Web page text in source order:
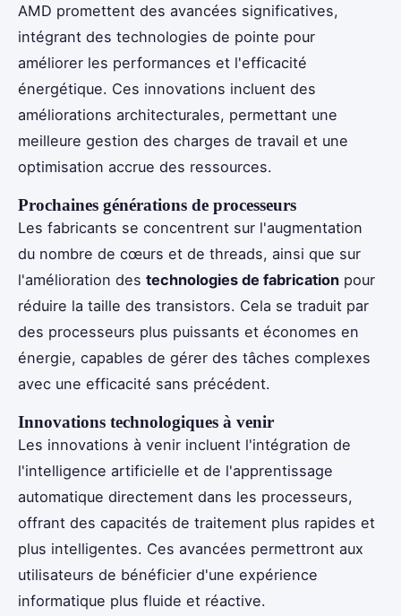
AMD promettent des avancées significatives,
intégrant des technologies de pointe pour
améliorer les performances et l'efficacité
énergétique. Ces innovations incluent des
améliorations architecturales, permettant une
meilleure gestion des charges de travail et une
optimisation accrue des ressources.
Prochaines générations de processeurs
Les fabricants se concentrent sur l'augmentation
du nombre de cœurs et de threads, ainsi que sur
l'amélioration des technologies de fabrication pour
réduire la taille des transistors. Cela se traduit par
des processeurs plus puissants et économes en
énergie, capables de gérer des tâches complexes
avec une efficacité sans précédent.
Innovations technologiques à venir
Les innovations à venir incluent l'intégration de
l'intelligence artificielle et de l'apprentissage
automatique directement dans les processeurs,
offrant des capacités de traitement plus rapides et
plus intelligentes. Ces avancées permettront aux
utilisateurs de bénéficier d'une expérience
informatique plus fluide et réactive.